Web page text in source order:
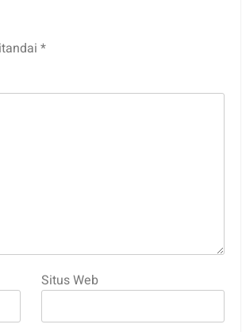
*
Situs Web